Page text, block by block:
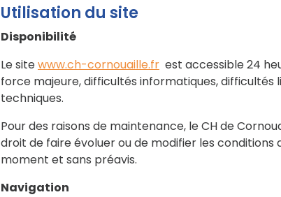
Utilisation du site
Disponibilité
Le site www.ch-cornouaille.fr est accessible 24
force majeure, difficultés informatiques, difficultés
techniques.
Pour des raisons de maintenance, le CH de
droit de faire évoluer ou de modifier les
moment et sans préavis.
Navigation